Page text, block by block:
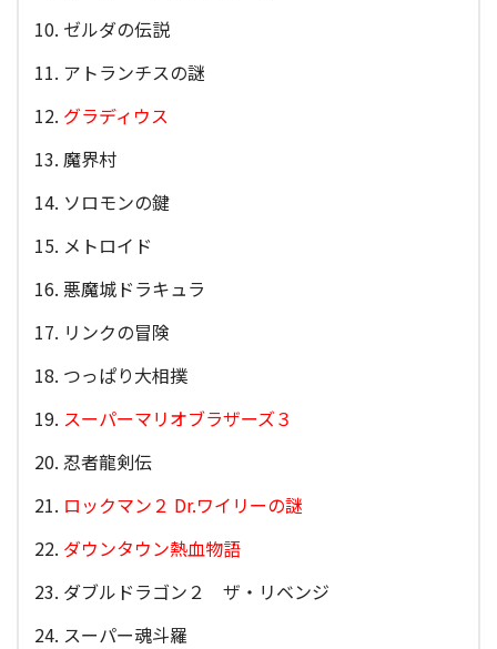
ゼルダの伝説
アトランチスの謎
グラディウス
魔界村
ソロモンの鍵
メトロイド
悪魔城ドラキュラ
リンクの冒険
つっぱり大相撲
スーパーマリオブラザーズ３
忍者龍剣伝
ロックマン２ Dr.ワイリーの謎
ダウンタウン熱血物語
ダブルドラゴン２ ザ・リベンジ
スーパー魂斗羅